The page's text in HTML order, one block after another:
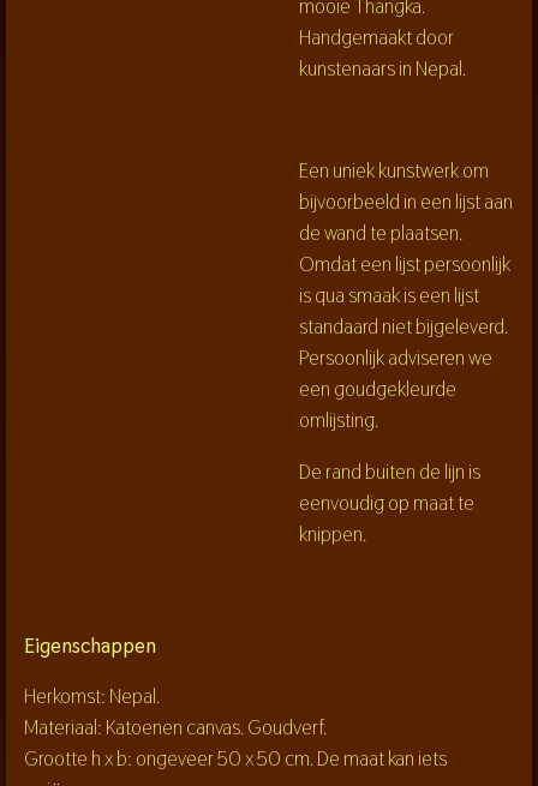
mooie Thangka.
Handgemaakt door
kunstenaars in Nepal.
Een uniek kunstwerk om
bijvoorbeeld in een lijst aan
de wand te plaatsen.
Omdat een lijst persoonlijk
is qua smaak is een lijst
standaard niet bijgeleverd.
Persoonlijk adviseren we
een goudgekleurde
omlijsting.
De rand buiten de lijn is
eenvoudig op maat te
knippen.
Eigenschappen
Herkomst: Nepal.
Materiaal: Katoenen canvas. Goudverf.
Grootte h x b: ongeveer 50 x 50 cm. De maat kan iets